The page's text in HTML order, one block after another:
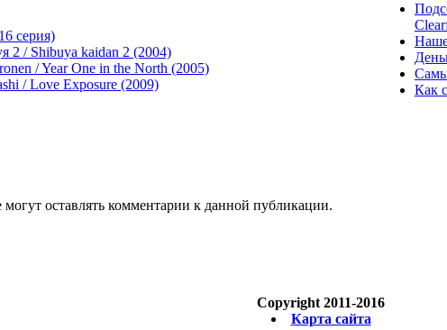
серия)
2 / Shibuya kaidan 2 (2004)
/ Year One in the North (2005)
/ Love Exposure (2009)
могут оставлять комментарии к данной публикации.
Как
Copyright 2011-2016
Карта сайта